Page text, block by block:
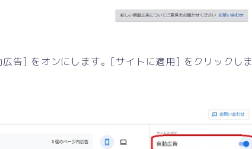
告] をオンにします。[サイトに適用] をクリックしま